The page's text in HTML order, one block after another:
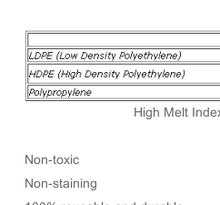
High Melt Index with
Non-toxic
Non-staining